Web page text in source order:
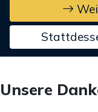
Unsere